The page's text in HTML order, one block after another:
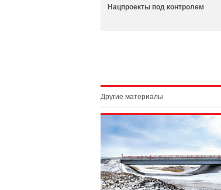
Нацпроекты под контролем
Другие материалы